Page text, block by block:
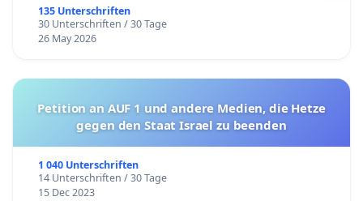
135 Unterschriften
30 Unterschriften / 30 Tage
26 May 2026
Petition an AUF 1 und andere Medien, die Hetze
gegen den Staat Israel zu beenden
1 040 Unterschriften
14 Unterschriften / 30 Tage
15 Dec 2023